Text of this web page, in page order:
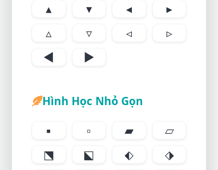
▴
▾ ◂
▸
▵
▿ ◃
▹
◄
►
Hình Học Nhỏ Gọn
▪ ▫ ▰
▱
⬔
⬕ ⬖
⬗